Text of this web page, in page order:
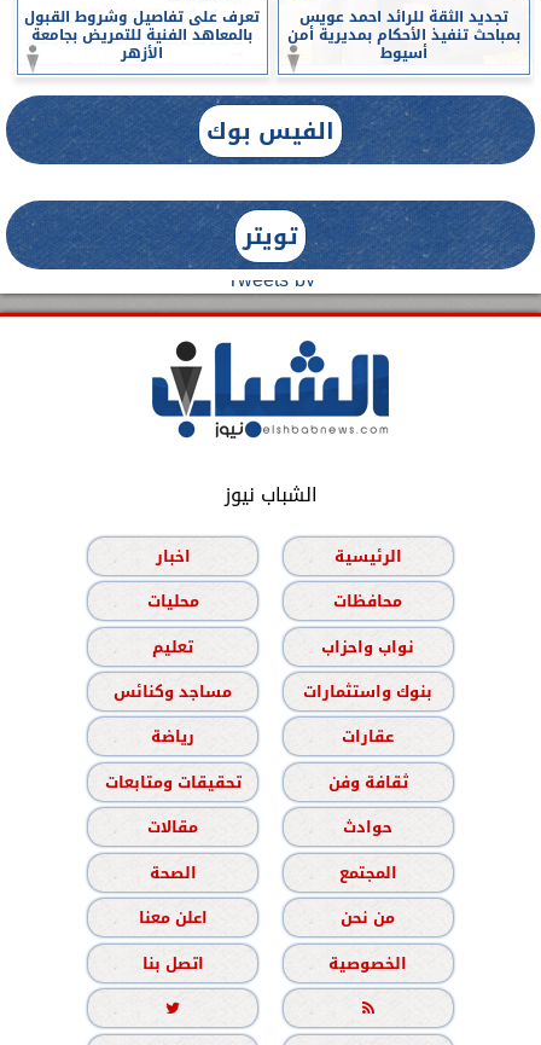
تجديد الثقة للرائد احمد عويس
بمباحث تنفيذ الأحكام بمديرية أمن
أسيوط
تعرف على تفاصيل وشروط القبول
بالمعاهد الفنية للتمريض بجامعة
الأزهر
الفيس بوك
تويتر
Tweets by
الشباب نيوز
الرئيسية
اخبار
محافظات
محليات
نواب واحزاب
تعليم
بنوك واستثمارات
مساجد وكنائس
عقارات
رياضة
ثقافة وفن
تحقيقات ومتابعات
حوادث
مقالات
المجتمع
الصحة
من نحن
اعلن معنا
الخصوصية
اتصل بنا

